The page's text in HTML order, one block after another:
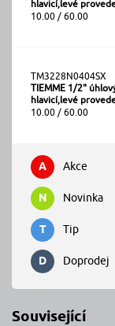
hlavicí,levé
10.00 / 60.00
TM3228N0404SX
TIEMME 1/2"
hlavicí,levé
10.00 / 60.00
A Akce
N Novinka
T Tip
D Doprodej
Související